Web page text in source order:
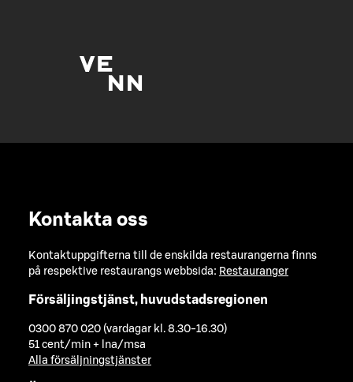
Kontakta oss
Kontaktuppgifterna till de enskilda restaurangerna finns
på respektive restaurangs webbsida: Restauranger
Försäljingstjänst, huvudstadsregionen
0300 870 020 (vardagar kl. 8.30-16.30)
51 cent/min + lna/msa
Alla försäljningstjänster